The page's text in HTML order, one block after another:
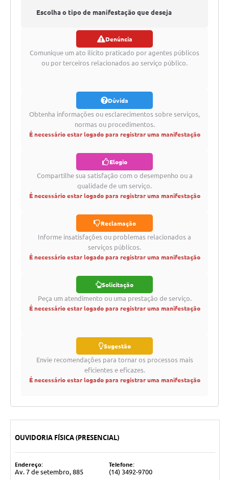
Escolha o tipo de manifestação que deseja
Denúncia
Comunique um ato ilícito praticado por agentes públicos
ou por terceiros relacionados ao serviço público.
Dúvida
Obtenha informações ou esclarecimentos sobre serviços,
normas ou procedimentos.
É necessário estar logado para registrar uma manifestação
Elogio
Compartilhe sua satisfação com o desempenho ou a
qualidade de um serviço.
É necessário estar logado para registrar uma manifestação
Reclamação
Informe insatisfações ou problemas relacionados a
serviços públicos.
É necessário estar logado para registrar uma manifestação
Solicitação
Peça um atendimento ou uma prestação de serviço.
É necessário estar logado para registrar uma manifestação
Sugestão
Envie recomendações para tornar os processos mais
eficientes e eficazes.
É necessário estar logado para registrar uma manifestação
OUVIDORIA FÍSICA (PRESENCIAL)
Endereço:
Av. 7 de setembro, 885
Telefone:
(14) 3492-9700